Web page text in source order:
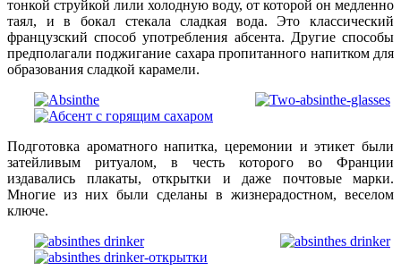
тонкой струйкой лили холодную воду, от которой он медленно
таял, и в бокал стекала сладкая вода. Это классический
французский способ употребления абсента. Другие способы
предполагали поджигание сахара пропитанного напитком для
образования сладкой карамели.
Подготовка ароматного напитка, церемонии и этикет были
затейливым ритуалом, в честь которого во Франции
издавались плакаты, открытки и даже почтовые марки.
Многие из них были сделаны в жизнерадостном, веселом
ключе.